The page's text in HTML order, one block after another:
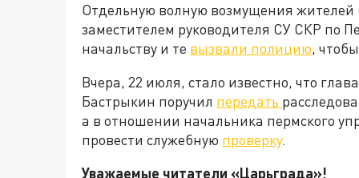
Отдельную волную возмущения
заместителем руководителя СУ СКР по
начальству и те вызвали полицию,
Вчера, 22 июля, стало известно, что
Бастрыкин поручил передать
а в отношении начальника пермского
провести служебную проверку.
Уважаемые читатели «Царьграда»!